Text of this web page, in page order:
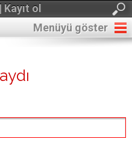
ol
Menüyü göster